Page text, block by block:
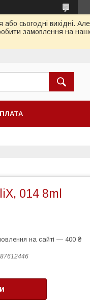
сьогодні вихідні. Але
замовлення на
014 8ml
на сайті — 400 ₴